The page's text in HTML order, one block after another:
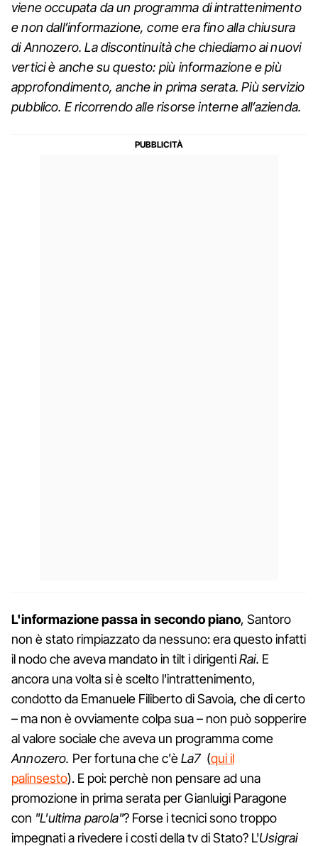
viene occupata da un programma di intrattenimento
e non dall’informazione, come era fino alla chiusura
di Annozero. La discontinuità che chiediamo ai nuovi
vertici è anche su questo: più informazione e più
approfondimento, anche in prima serata. Più servizio
pubblico. E ricorrendo alle risorse interne all’azienda.
L'informazione passa in secondo piano, Santoro
non è stato rimpiazzato da nessuno: era questo infatti
il nodo che aveva mandato in tilt i dirigentiRai. E
ancora una volta si è scelto l'intrattenimento,
condotto da Emanuele Filiberto di Savoia, che di certo
– ma non è ovviamente colpa sua – non può sopperire
al valore sociale che aveva un programma come
Annozero. Per fortuna che c'èLa7 (qui il
palinsesto). E poi: perchè non pensare ad una
promozione in prima serata per Gianluigi Paragone
con "L'ultima parola"? Forse i tecnici sono troppo
impegnati a rivedere i costi della tv di Stato? L'Usigrai